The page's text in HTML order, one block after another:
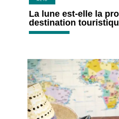
La lune est-elle la
destination